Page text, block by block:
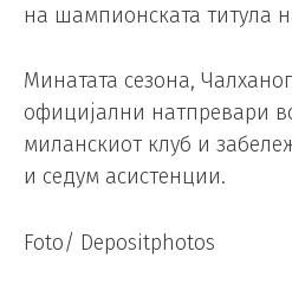
на шампионската титула
Минатата сезона,
официјални натпревари
миланскиот клуб и
и седум асистенции.
Foto/ Depositphotos